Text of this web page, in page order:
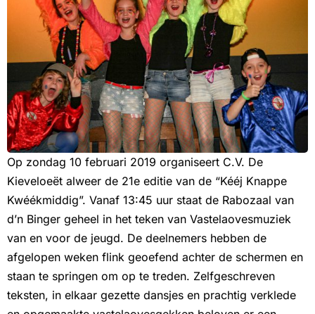
Op zondag 10 februari 2019 organiseert C.V. De
Kieveloeët alweer de 21e editie van de “Kééj Knappe
Kwéékmiddig”. Vanaf 13:45 uur staat de Rabozaal van
d’n Binger geheel in het teken van Vastelaovesmuziek
van en voor de jeugd. De deelnemers hebben de
afgelopen weken flink geoefend achter de schermen en
staan te springen om op te treden. Zelfgeschreven
teksten, in elkaar gezette dansjes en prachtig verklede